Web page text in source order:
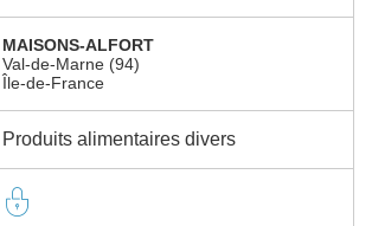
MAISONS-ALFORT
Val-de-Marne (94)
Île-de-France
Produits alimentaires divers